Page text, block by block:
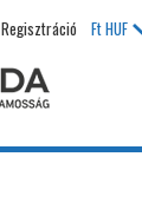
Regisztráció FtHUF